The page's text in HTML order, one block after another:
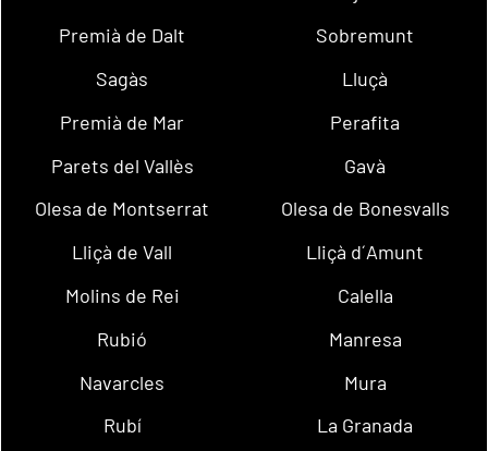
Premià de Dalt
Sobremunt
Sagàs
Lluçà
Premià de Mar
Perafita
Parets del Vallès
Gavà
Olesa de Montserrat
Olesa de Bonesvalls
Lliçà de Vall
Lliçà d´Amunt
Molins de Rei
Calella
Rubió
Manresa
Navarcles
Mura
Rubí
La Granada